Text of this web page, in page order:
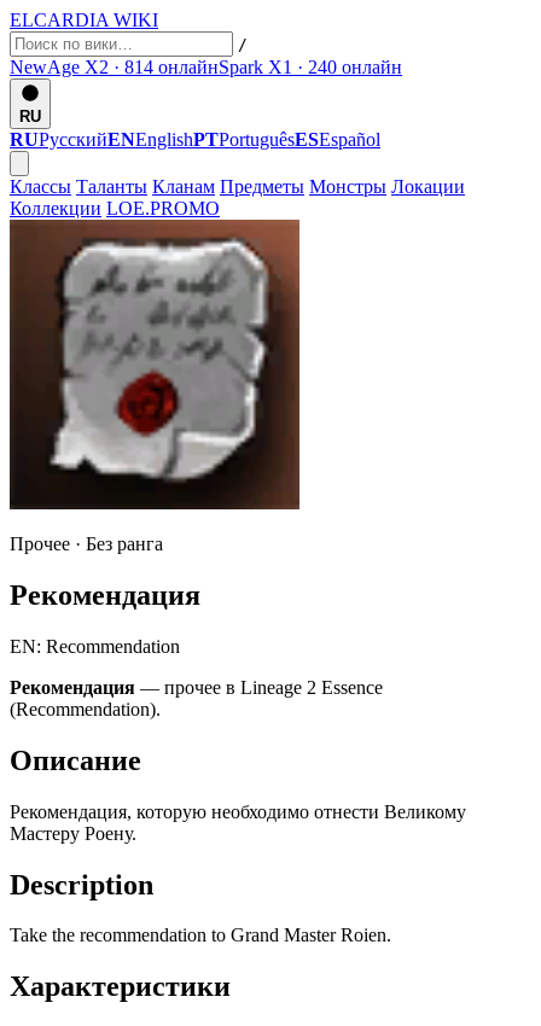
ELCARDIA WIKI
/
NewAge X2 · 814 онлайнSpark X1 · 240 онлайн
RU
RUРусскийENEnglishPTPortuguêsESEspañol
Классы Таланты Кланам Предметы Монстры Локации
Коллекции LOE.PROMO
Прочее · Без ранга
Рекомендация
EN: Recommendation
Рекомендация — прочее в Lineage 2 Essence
(Recommendation).
Описание
Рекомендация, которую необходимо отнести Великому
Мастеру Роену.
Description
Take the recommendation to Grand Master Roien.
Характеристики